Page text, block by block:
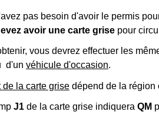
pas besoin d'avoir le permis
avoir une carte grisepour
vous devrez effectuer les
d'un véhicule d'occasion.
de la carte grisedépend de la région
J1de la carte grise indiquera QM